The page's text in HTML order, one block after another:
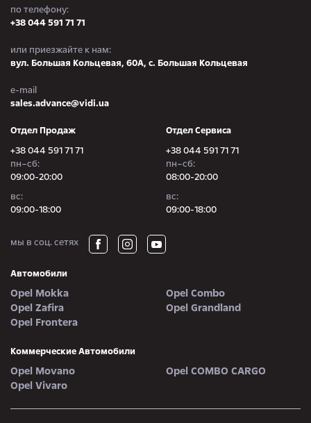
по телефону:
+38 044 591 71 71
или приезжайте к нам:
вул. Большая Кольцевая, 60А, с. Большая Кольцевая
e-mail
sales.advance@vidi.ua
Отдел Продаж
+38 044 591 71 71
пн–сб:
09:00-20:00
вc:
09:00-18:00
Отдел Сервиса
+38 044 591 71 71
пн–сб:
08:00-20:00
вc:
09:00-18:00
мы в соц. сетях
Автомобили
Opel Mokka
Opel Combo
Opel Zafira
Opel Grandland
Opel Frontera
Коммерческие Автомобили
Opel Movano
Opel COMBO CARGO
Opel Vivaro